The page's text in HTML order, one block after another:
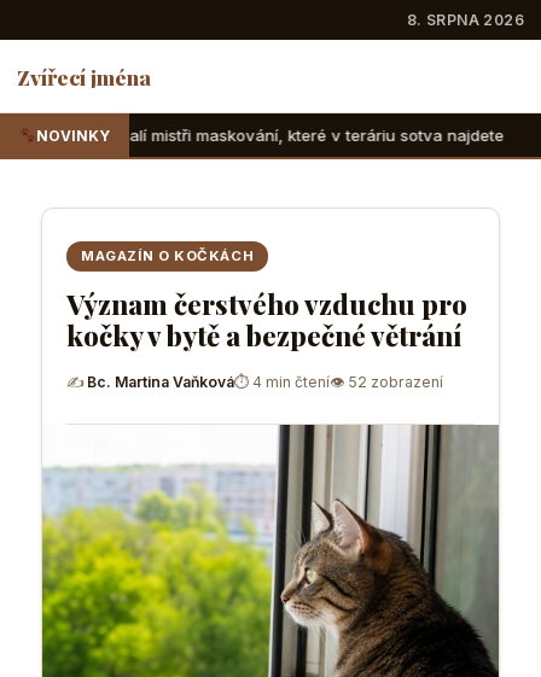
8. SRPNA 2026
Zvířecí jména
NOVINKY
maskování, které v teráriu sotva najdete Suchozemské
MAGAZÍN O KOČKÁCH
Význam čerstvého vzduchu pro
kočky v bytě a bezpečné větrání
✍ Bc. Martina Vaňková⏱ 4 min čtení👁 52 zobrazení